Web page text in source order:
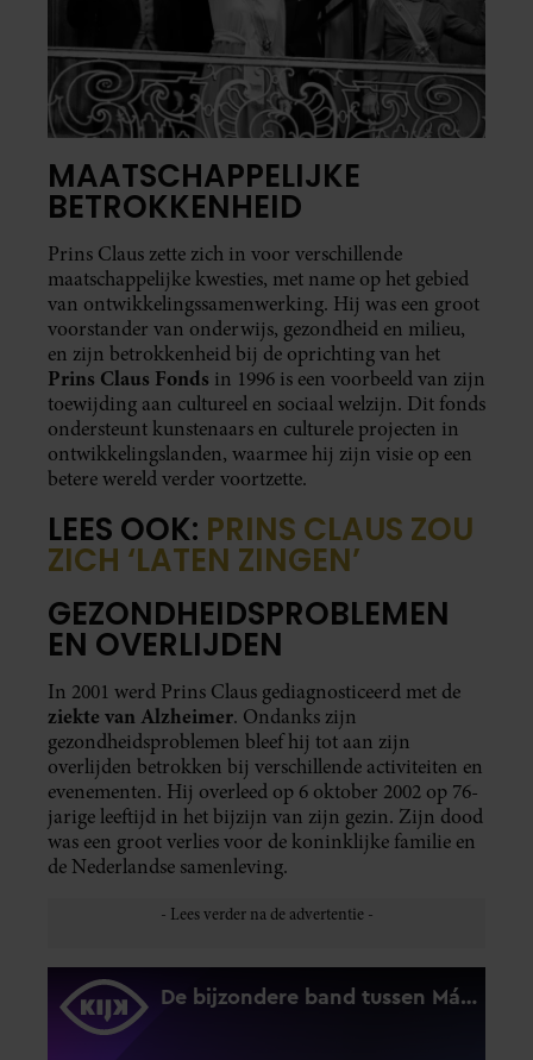
MAATSCHAPPELIJKE
BETROKKENHEID
Prins Claus zette zich in voor verschillende
maatschappelijke kwesties, met name op het gebied
van ontwikkelingssamenwerking. Hij was een groot
voorstander van onderwijs, gezondheid en milieu,
en zijn betrokkenheid bij de oprichting van het
Prins Claus Fonds in 1996 is een voorbeeld van zijn
toewijding aan cultureel en sociaal welzijn. Dit fonds
ondersteunt kunstenaars en culturele projecten in
ontwikkelingslanden, waarmee hij zijn visie op een
betere wereld verder voortzette.
LEES OOK: PRINS CLAUS ZOU
ZICH ‘LATEN ZINGEN’
GEZONDHEIDSPROBLEMEN
EN OVERLIJDEN
In 2001 werd Prins Claus gediagnosticeerd met de
ziekte van Alzheimer. Ondanks zijn
gezondheidsproblemen bleef hij tot aan zijn
overlijden betrokken bij verschillende activiteiten en
evenementen. Hij overleed op 6 oktober 2002 op 76-
jarige leeftijd in het bijzijn van zijn gezin. Zijn dood
was een groot verlies voor de koninklijke familie en
de Nederlandse samenleving.